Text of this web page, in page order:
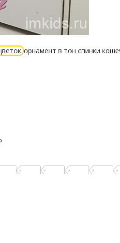
орнамент в тон спинки